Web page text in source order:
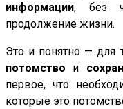
информации, без
продолжение жизни.
Это и понятно — для
потомство и
первое, что
которые это